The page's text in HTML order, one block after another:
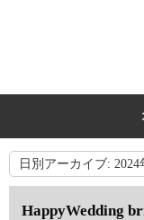
日別アーカイブ: 2024
HappyWedding